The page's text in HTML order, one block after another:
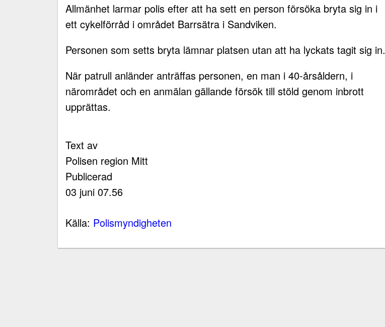
Allmänhet larmar polis efter att ha sett en person försöka bryta sig in i
ett cykelförråd i området Barrsätra i Sandviken.
Personen som setts bryta lämnar platsen utan att ha lyckats tagit sig in.
När patrull anländer anträffas personen, en man i 40-årsåldern, i
närområdet och en anmälan gällande försök till stöld genom inbrott
upprättas.
Text av
Polisen region Mitt
Publicerad
03 juni 07.56
Källa: Polismyndigheten